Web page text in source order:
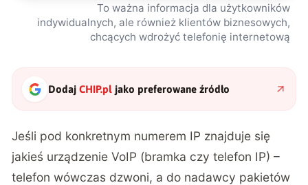
To ważna informacja dla użytkowników
indywidualnych, ale również klientów biznesowych,
chcących wdrożyć telefonię internetową
DodajCHIP.pl jako preferowane źródło
Jeśli pod konkretnym numerem IP znajduje się
jakieś urządzenie VoIP (bramka czy telefon IP) –
telefon wówczas dzwoni, a do nadawcy pakietów